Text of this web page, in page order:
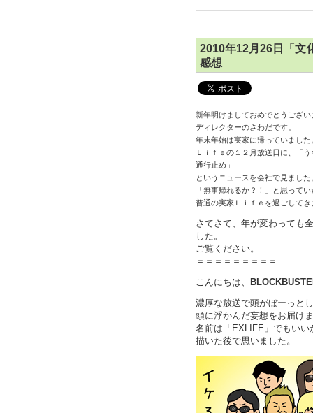
2010年12月26日「文
感想
新年明けましておめでとうござい
ディレクターのさわだです。
年末年始は実家に帰っていました
Ｌｉｆｅの１２月放送日に、「
通行止め」
というニュースを会社で見まし
「無事帰れるか？！」と思って
普通の実家Ｌｉｆｅを過ごして
さてさて、年が変わっても
した。
ご覧ください。
＝＝＝＝＝＝＝＝＝
こんにちは、
濃厚な放送で頭がぼーっと
頭に浮かんだ妄想をお届け
名前は「EXLIFE」でもいい
描いた後で思いました。